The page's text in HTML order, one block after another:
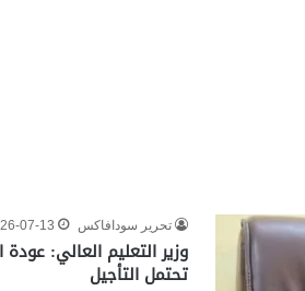
تحرير سودافاكس 07-13
وزير التعليم العالي:
تحتمل التأجيل